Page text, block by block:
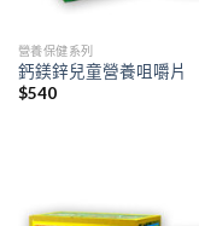
營養保健系列
鈣鎂鋅兒童營養咀嚼片
$540